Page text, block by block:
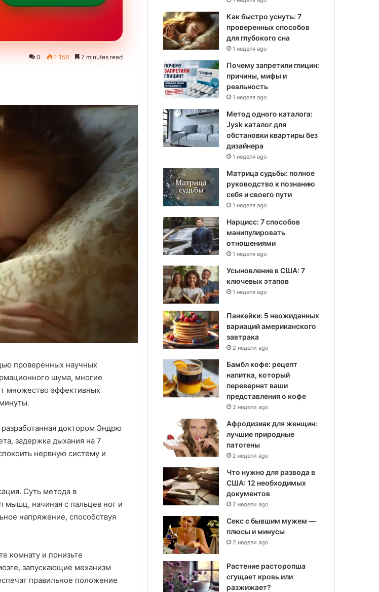
0 1 158 7 minutes read
проверенных научных
шума, многие
множество эффективных
доктором Эндрю
задержка дыхания на 7
нервную систему и
Суть метода в
мышц, начиная с пальцев ног и
напряжение, способствуя
комнату и понизьте
запускающие механизм
правильное положение
Как быстро уснуть: 7
проверенных способов
для глубокого сна
1 неделя ago
Почему запретили глицин:
причины, мифы и
реальность
1 неделя ago
Метод одного каталога:
Jysk каталог для
обстановки квартиры без
дизайнера
1 неделя ago
Матрица судьбы: полное
руководство к познанию
себя и своего пути
1 неделя ago
Нарцисс: 7 способов
манипулировать
отношениями
1 неделя ago
Усыновление в США: 7
ключевых этапов
1 неделя ago
Панкейки: 5 неожиданных
вариаций американского
завтрака
2 недели ago
Бамбл кофе: рецепт
напитка, который
перевернет ваши
представления о кофе
2 недели ago
Афродизиак для женщин:
лучшие природные
патогены
2 недели ago
Что нужно для развода в
США: 12 необходимых
документов
2 недели ago
Секс с бывшим мужем —
плюсы и минусы
2 недели ago
Растение расторопша
сгущает кровь или
разжижает?